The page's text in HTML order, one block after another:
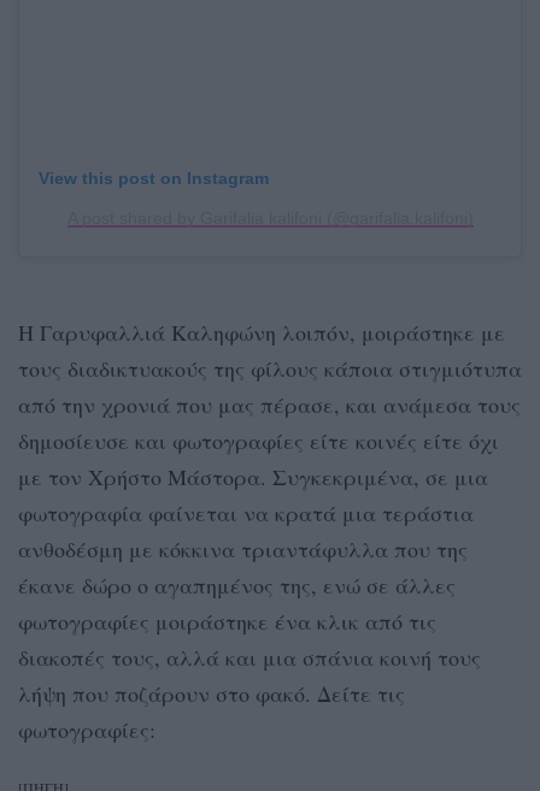
View this post on Instagram
Η Γαρυφαλλιά Καληφώνη λοιπόν, μοιράστηκε με
τους διαδικτυακούς της φίλους κάποια στιγμιότυπα
από την χρονιά που μας πέρασε, και ανάμεσα τους
δημοσίευσε και φωτογραφίες είτε κοινές είτε όχι
με τον Χρήστο Μάστορα. Συγκεκριμένα, σε μια
φωτογραφία φαίνεται να κρατά μια τεράστια
ανθοδέσμη με κόκκινα τριαντάφυλλα που της
έκανε δώρο ο αγαπημένος της, ενώ σε άλλες
φωτογραφίες μοιράστηκε ένα κλικ από τις
διακοπές τους, αλλά και μια σπάνια κοινή τους
λήψη που ποζάρουν στο φακό. Δείτε τις
φωτογραφίες:
[ΠΗΓΗ]